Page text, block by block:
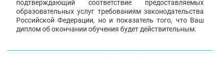
подтверждающий соответствие предоставляемых
образовательных услуг требованиям законодательства
Российской Федерации, но и показатель того, что Ваш
диплом об окончании обучения будет действительным.